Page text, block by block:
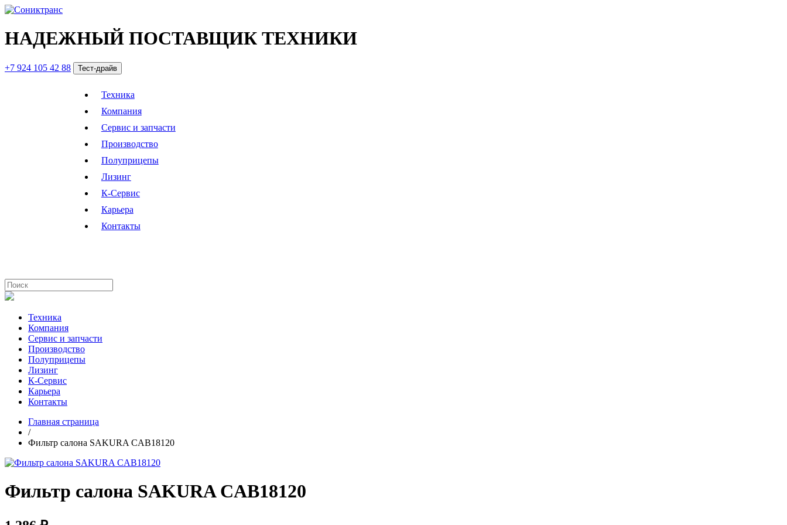
НАДЕЖНЫЙ ПОСТАВЩИК ТЕХНИКИ
+7 924 105 42 88 Тест-драйв
Техника
Компания
Сервис и запчасти
Производство
Полуприцепы
Лизинг
К-Сервис
Карьера
Контакты
Техника
Компания
Сервис и запчасти
Производство
Полуприцепы
Лизинг
К-Сервис
Карьера
Контакты
Главная страница
/
Фильтр салона SAKURA CAB18120
Фильтр салона SAKURA CAB18120